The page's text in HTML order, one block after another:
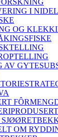
I
OG
AV
OM